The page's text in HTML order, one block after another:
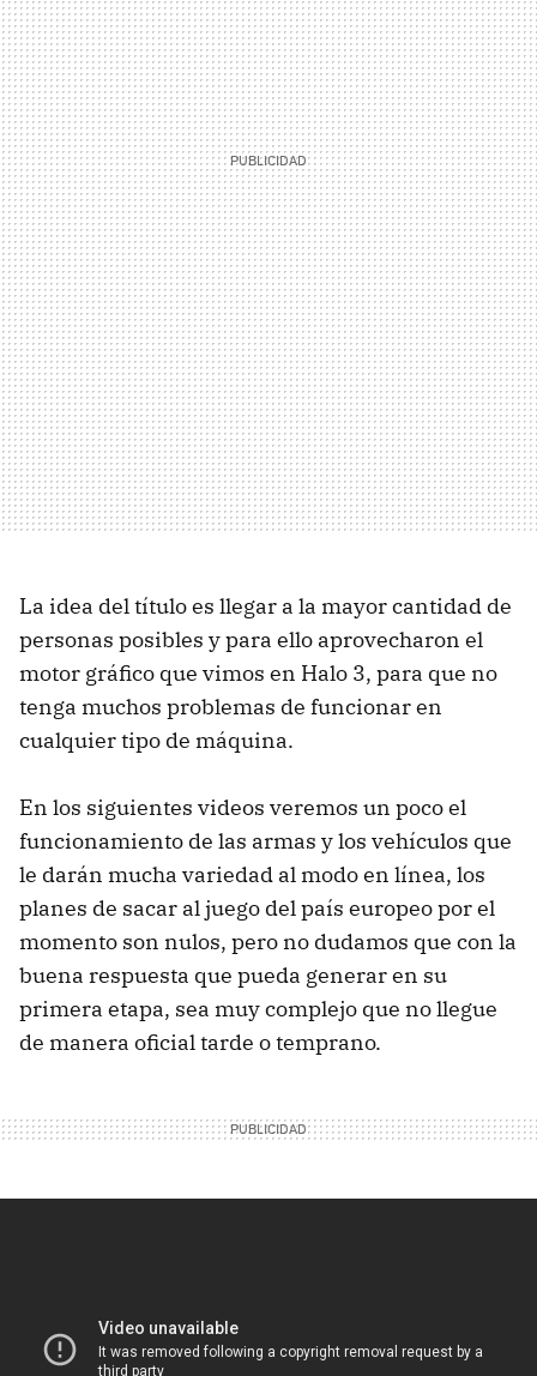
La idea del título es llegar a la mayor cantidad de
personas posibles y para ello aprovecharon el
motor gráfico que vimos en Halo 3, para que no
tenga muchos problemas de funcionar en
cualquier tipo de máquina.
En los siguientes videos veremos un poco el
funcionamiento de las armas y los vehículos que
le darán mucha variedad al modo en línea, los
planes de sacar al juego del país europeo por el
momento son nulos, pero no dudamos que con la
buena respuesta que pueda generar en su
primera etapa, sea muy complejo que no llegue
de manera oficial tarde o temprano.